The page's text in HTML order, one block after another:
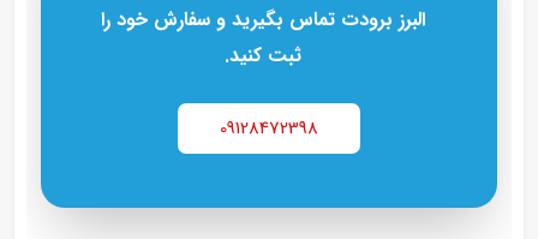
البرز برودت تماس بگیرید و سفارش خود را
ثبت کنید.
09128472398